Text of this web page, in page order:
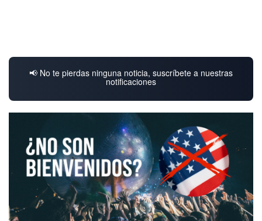
📢 No te pierdas ninguna noticia, suscríbete a nuestras
notificaciones